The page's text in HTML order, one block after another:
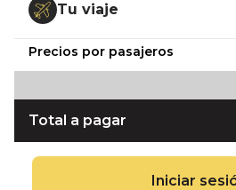
Tu viaje
Precios por pasajeros
Total a pagar
Iniciar